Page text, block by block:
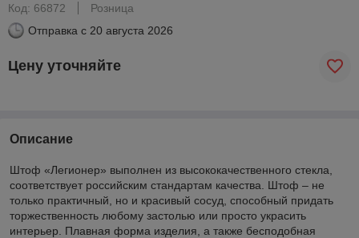
Код: 66872
Розница
Отправка с 20 августа 2026
Цену уточняйте
Описание
Штоф «Легионер» выполнен из высококачественного стекла,
соответствует российским стандартам качества. Штоф – не
только практичный, но и красивый сосуд, способный придать
торжественность любому застолью или просто украсить
интерьер. Плавная форма изделия, а также бесподобная